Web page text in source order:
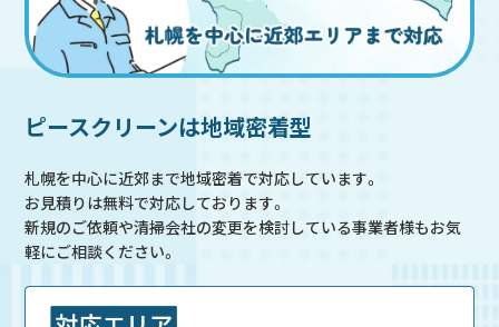
ピースクリーンは地域密着型
札幌を中心に近郊まで地域密着で対応しています。
お見積りは無料で対応しております。
新規のご依頼や清掃会社の変更を検討している事業者様もお気
軽にご相談ください。